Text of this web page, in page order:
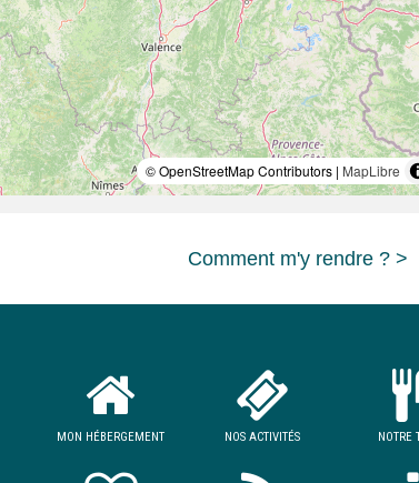
© OpenStreetMap Contributors | MapLibre
Comment m'y rendre ? >
MON HÉBERGEMENT NOS ACTIVITÉS NOTRE